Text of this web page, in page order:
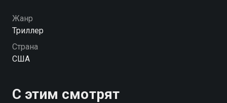
Жанр
Триллер
Страна
США
С этим смотрят